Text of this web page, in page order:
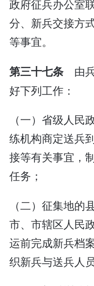
政府征兵办公室
分、新兵交接方
等事宜。
第三十七条 由
好下列工作：
（一）省级人民
练机构商定送兵
接等有关事宜，
任务；
（二）征集地的
市、市辖区人民
运前完成新兵档
织新兵与送兵人